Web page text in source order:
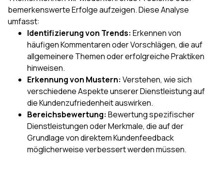
bemerkenswerte Erfolge aufzeigen. Diese Analyse
umfasst:
Identifizierung von Trends: Erkennen von
häufigen Kommentaren oder Vorschlägen, die auf
allgemeinere Themen oder erfolgreiche Praktiken
hinweisen.
Erkennung von Mustern: Verstehen, wie sich
verschiedene Aspekte unserer Dienstleistung auf
die Kundenzufriedenheit auswirken.
Bereichsbewertung: Bewertung spezifischer
Dienstleistungen oder Merkmale, die auf der
Grundlage von direktem Kundenfeedback
möglicherweise verbessert werden müssen.